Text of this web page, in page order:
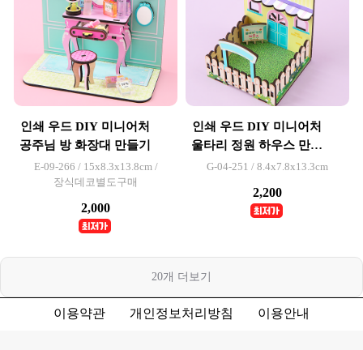
인쇄 우드 DIY 미니어처
공주님 방 화장대 만들기
E-09-266 / 15x8.3x13.8cm /
장식데코별도구매
2,000
인쇄 우드 DIY 미니어처
울타리 정원 하우스 만들
기
G-04-251 / 8.4x7.8x13.3cm
2,200
20개 더보기
이용약관 개인정보처리방침 이용안내